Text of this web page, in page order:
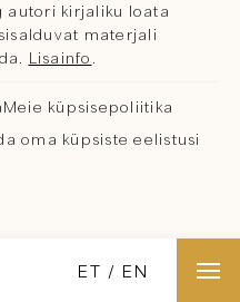
ET EN
autori kirjaliku loata
materjali
Lisainfo
Meie küpsisepoliitika
oma küpsiste eelistusi